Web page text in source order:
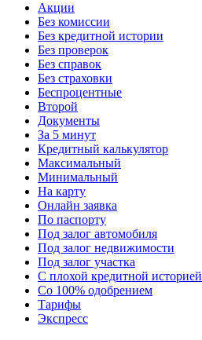
Акции
Без комиссии
Без кредитной истории
Без проверок
Без справок
Без страховки
Беспроцентные
Второй
Документы
За 5 минут
Кредитный калькулятор
Максимальный
Минимальный
На карту
Онлайн заявка
По паспорту
Под залог автомобиля
Под залог недвижимости
Под залог участка
С плохой кредитной историей
Со 100% одобрением
Тарифы
Экспресс